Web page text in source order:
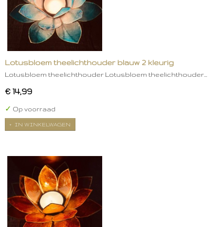
Lotusbloem theelichthouder blauw 2 kleurig
Lotusbloem theelichthouder Lotusbloem theelichthouder…
€ 14,99
✓ Op voorraad
IN WINKELWAGEN